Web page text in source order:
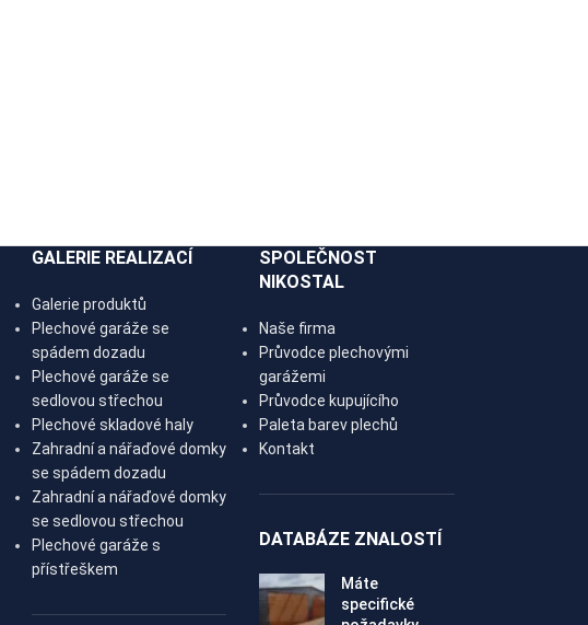
GALERIE REALIZACÍ
Galerie produktů
Plechové garáže se
spádem dozadu
Plechové garáže se
sedlovou střechou
Plechové skladové haly
Zahradní a nářaďové domky
se spádem dozadu
Zahradní a nářaďové domky
se sedlovou střechou
Plechové garáže s
přístřeškem
SPOLEČNOST
NIKOSTAL
Naše firma
Průvodce plechovými
garážemi
Průvodce kupujícího
Paleta barev plechů
Kontakt
DATABÁZE ZNALOSTÍ
Máte
specifické